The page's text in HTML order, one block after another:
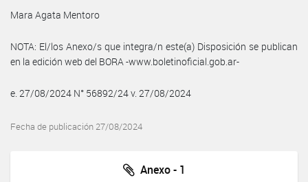
Mara Agata Mentoro
NOTA: El/los Anexo/s que integra/n este(a) Disposición se publican
en la edición web del BORA -www.boletinoficial.gob.ar-
e. 27/08/2024 N° 56892/24 v. 27/08/2024
Fecha de publicación 27/08/2024
Anexo - 1